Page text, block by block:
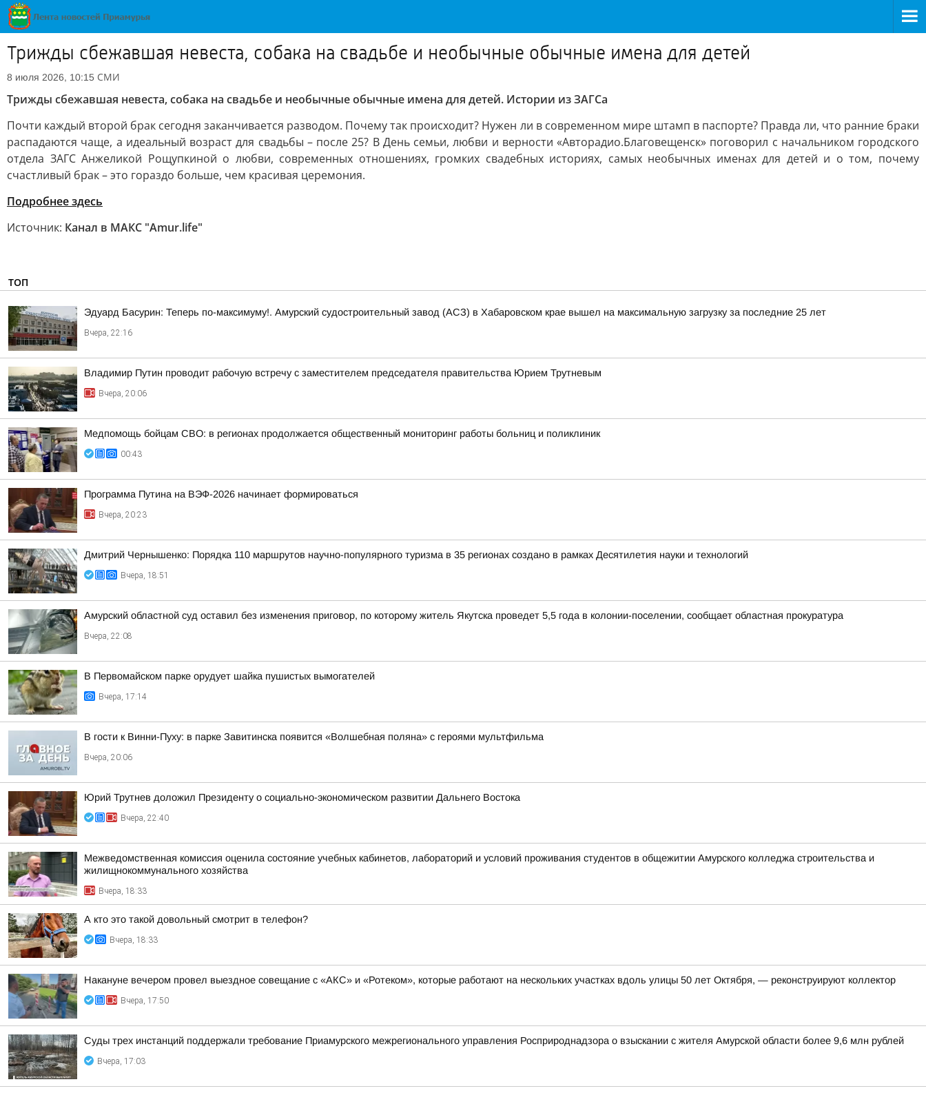
Трижды сбежавшая невеста, собака на свадьбе и необычные обычные имена для детей
8 июля 2026, 10:15 СМИ
Трижды сбежавшая невеста, собака на свадьбе и необычные обычные имена для детей. Истории из ЗАГСа
Почти каждый второй брак сегодня заканчивается разводом. Почему так происходит? Нужен ли в современном мире штамп в паспорте? Правда ли, что ранние браки
распадаются чаще, а идеальный возраст для свадьбы – после 25? В День семьи, любви и верности «Авторадио.Благовещенск» поговорил с начальником городского
отдела ЗАГС Анжеликой Рощупкиной о любви, современных отношениях, громких свадебных историях, самых необычных именах для детей и о том, почему
счастливый брак – это гораздо больше, чем красивая церемония.
Подробнее здесь
Источник: Канал в МАКС "Аmur.life"
ТОП
Эдуард Басурин: Теперь по-максимуму!. Амурский судостроительный завод (АСЗ) в Хабаровском крае вышел на максимальную загрузку за последние 25 лет
Вчера, 22:16
Владимир Путин проводит рабочую встречу с заместителем председателя правительства Юрием Трутневым
Вчера, 20:06
Медпомощь бойцам СВО: в регионах продолжается общественный мониторинг работы больниц и поликлиник
00:43
Программа Путина на ВЭФ-2026 начинает формироваться
Вчера, 20:23
Дмитрий Чернышенко: Порядка 110 маршрутов научно-популярного туризма в 35 регионах создано в рамках Десятилетия науки и технологий
Вчера, 18:51
Амурский областной суд оставил без изменения приговор, по которому житель Якутска проведет 5,5 года в колонии-поселении, сообщает областная прокуратура
Вчера, 22:08
В Первомайском парке орудует шайка пушистых вымогателей
Вчера, 17:14
В гости к Винни-Пуху: в парке Завитинска появится «Волшебная поляна» с героями мультфильма
Вчера, 20:06
Юрий Трутнев доложил Президенту о социально-экономическом развитии Дальнего Востока
Вчера, 22:40
Межведомственная комиссия оценила состояние учебных кабинетов, лабораторий и условий проживания студентов в общежитии Амурского колледжа строительства и
жилищнокоммунального хозяйства
Вчера, 18:33
А кто это такой довольный смотрит в телефон?
Вчера, 18:33
Накануне вечером провел выездное совещание с «АКС» и «Ротеком», которые работают на нескольких участках вдоль улицы 50 лет Октября, — реконструируют коллектор
Вчера, 17:50
Суды трех инстанций поддержали требование Приамурского межрегионального управления Росприроднадзора о взыскании с жителя Амурской области более 9,6 млн рублей
Вчера, 17:03